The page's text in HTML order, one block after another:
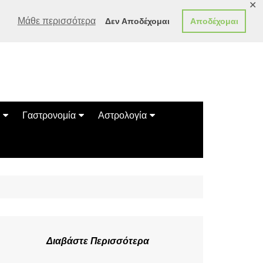
Μάθε περισσότερα Δεν Αποδέχομαι Αποδέχομαι
✕
Γαστρονομία
Συνταγές
Αστρολογία
Κινέζικο Ωροσκόπιο
Διαβάστε Περισσότερα